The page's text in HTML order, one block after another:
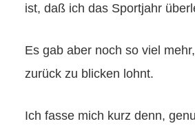
ist, daß ich das Sportjahr
Es gab aber noch so viel
zurück zu blicken lohnt.
Ich fasse mich kurz denn,